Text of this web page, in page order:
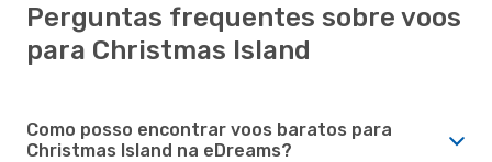
Perguntas frequentes sobre voos
para Christmas Island
Como posso encontrar voos baratos para
Christmas Island na eDreams?